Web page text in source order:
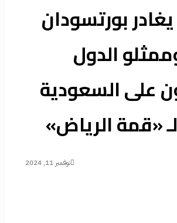
بورتسودان
الدول
على السعودية
«قمة الرياض»
نوفمبر 11, 2024